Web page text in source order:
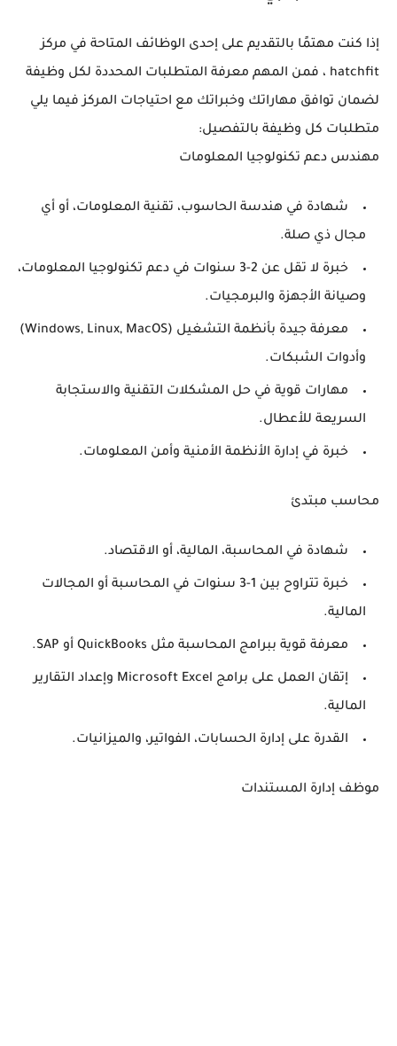
إذا كنت مهتمًا بالتقديم على إحدى الوظائف المتاحة في مركز
hatchfit ، فمن المهم معرفة المتطلبات المحددة لكل وظيفة
لضمان توافق مهاراتك وخبراتك مع احتياجات المركز فيما يلي
متطلبات كل وظيفة بالتفصيل:
مهندس دعم تكنولوجيا المعلومات
شهادة في هندسة الحاسوب، تقنية المعلومات، أو أي
مجال ذي صلة.
خبرة لا تقل عن 2-3 سنوات في دعم تكنولوجيا المعلومات،
وصيانة الأجهزة والبرمجيات.
معرفة جيدة بأنظمة التشغيل (Windows, Linux, MacOS)
وأدوات الشبكات.
مهارات قوية في حل المشكلات التقنية والاستجابة
السريعة للأعطال.
خبرة في إدارة الأنظمة الأمنية وأمن المعلومات.
محاسب مبتدئ
شهادة في المحاسبة، المالية، أو الاقتصاد.
خبرة تتراوح بين 1-3 سنوات في المحاسبة أو المجالات
المالية.
معرفة قوية ببرامج المحاسبة مثل QuickBooks أو SAP.
إتقان العمل على برامج Microsoft Excel وإعداد التقارير
المالية.
القدرة على إدارة الحسابات، الفواتير، والميزانيات.
موظف إدارة المستندات